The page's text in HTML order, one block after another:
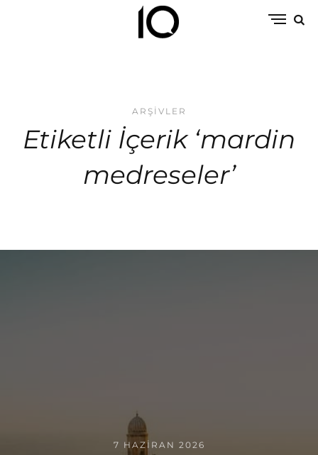
ARŞIVLER
Etiketli İçerik ‘mardin
medreseler’
7 HAZIRAN 2026